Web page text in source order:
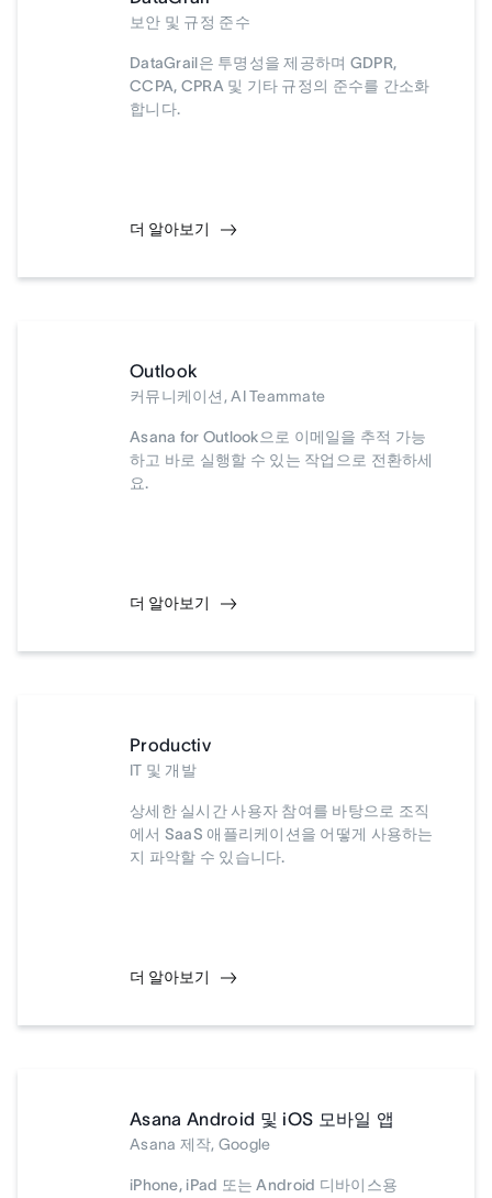
보안 및 규정 준수
DataGrail은 투명성을 제공하며 GDPR,
CCPA, CPRA 및 기타 규정의 준수를 간소화
합니다.
더 알아보기
Outlook
커뮤니케이션, AI Teammate
Asana for Outlook으로 이메일을 추적 가능
하고 바로 실행할 수 있는 작업으로 전환하세
요.
더 알아보기
Productiv
IT 및 개발
상세한 실시간 사용자 참여를 바탕으로 조직
에서 SaaS 애플리케이션을 어떻게 사용하는
지 파악할 수 있습니다.
더 알아보기
Asana Android 및 iOS 모바일 앱
Asana 제작, Google
iPhone, iPad 또는 Android 디바이스용